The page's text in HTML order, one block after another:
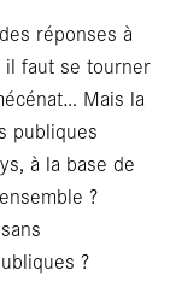
réponses à
il faut se tourner
Mais la
publiques
à la base de
?
?